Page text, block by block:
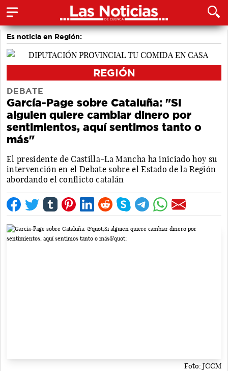
Es noticia en Región:
REGIÓN
DEBATE
García-Page sobre Cataluña: "Si
alguien quiere cambiar dinero por
sentimientos, aquí sentimos tanto o
más"
El presidente de Castilla-La Mancha ha iniciado hoy su
intervención en el Debate sobre el Estado de la Región
abordando el conflicto catalán
Foto: JCCM